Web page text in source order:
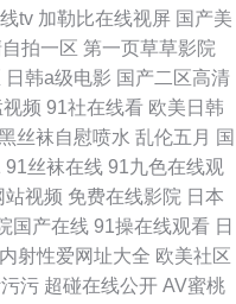
tv 加勒比在线视屏 国产美
拍一区 第一页草草影院
日韩a级电影 国产二区高清
频 91社在线看 欧美日韩
丝袜自慰喷水 乱伦五月 国
91丝袜在线 91九色在线观
站视频 免费在线影院 日本
国产在线 91操在线观看 日
内射性爱网址大全 欧美社区
污 超碰在线公开 AV蜜桃